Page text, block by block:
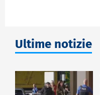
Ultime notizie